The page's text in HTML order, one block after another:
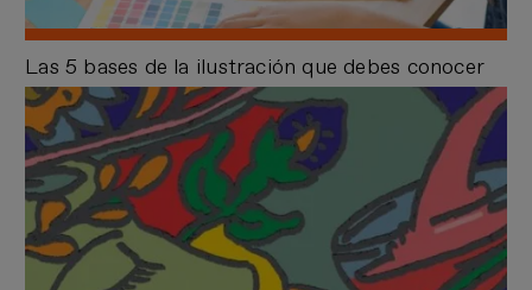
Las 5 bases de la ilustración que debes conocer